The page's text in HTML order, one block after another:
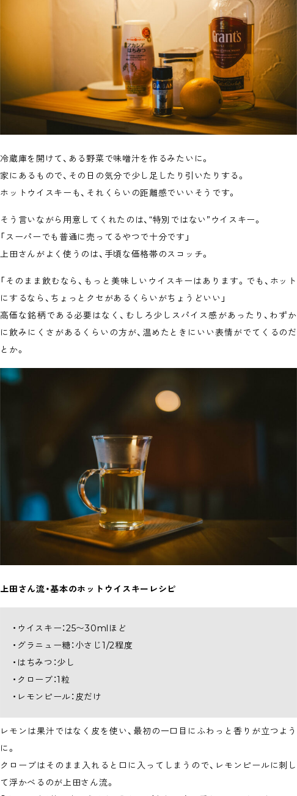
冷蔵庫を開けて、ある野菜で味噌汁を作るみたいに。
家にあるもので、その日の気分で少し足したり引いたりする。
ホットウイスキーも、それくらいの距離感でいいそうです。
そう言いながら用意してくれたのは、“特別ではない”ウイスキー。
「スーパーでも普通に売ってるやつで十分です」
上田さんがよく使うのは、手頃な価格帯のスコッチ。
「そのまま飲むなら、もっと美味しいウイスキーはあります。でも、ホット
にするなら、ちょっとクセがあるくらいがちょうどいい」
高価な銘柄である必要はなく、むしろ少しスパイス感があったり、わずか
に飲みにくさがあるくらいの方が、温めたときにいい表情がでてくるのだ
とか。
上田さん流・基本のホットウイスキーレシピ
・ウイスキー：25〜30mlほど
・グラニュー糖：小さじ1/2程度
・はちみつ：少し
・クローブ：1粒
・レモンピール：皮だけ
レモンは果汁ではなく皮を使い、最初の一口目にふわっと香りが立つよう
に。
クローブはそのまま入れると口に入ってしまうので、レモンピールに刺し
て浮かべるのが上田さん流。